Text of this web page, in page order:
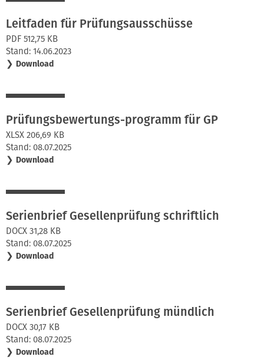
Leitfaden für Prüfungsausschüsse
PDF 512,75 KB
Stand: 14.06.2023
❯ Download
Prüfungsbewertungs-programm für GP
XLSX 206,69 KB
Stand: 08.07.2025
❯ Download
Serienbrief Gesellenprüfung schriftlich
DOCX 31,28 KB
Stand: 08.07.2025
❯ Download
Serienbrief Gesellenprüfung mündlich
DOCX 30,17 KB
Stand: 08.07.2025
❯ Download